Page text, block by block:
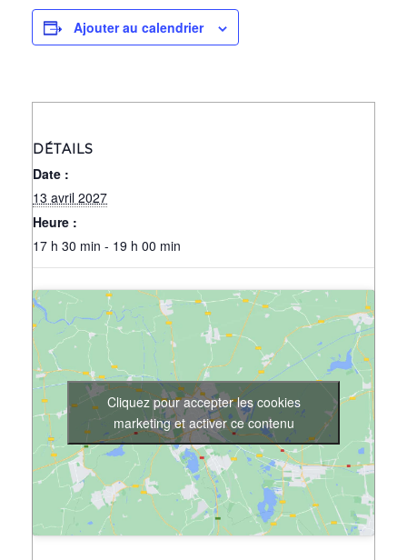
Ajouter au calendrier
DÉTAILS
Date :
13 avril 2027
Heure :
17 h 30 min - 19 h 00 min
Cliquez pour accepter les cookies
marketing et activer ce contenu